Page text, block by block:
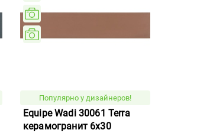
Популярно у дизайнеров!
Equipe Wadi 30061 Terra
керамогранит 6x30